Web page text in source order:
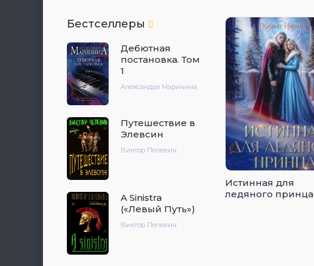
Бестселлеры
Дебютная
постановка. Том
1
Александра Маринина
Путешествие в
Элевсин
Виктор Пелевин
A Sinistra
(«Левый Путь»)
Виктор Пелевин
Истинная для
ледяного принца